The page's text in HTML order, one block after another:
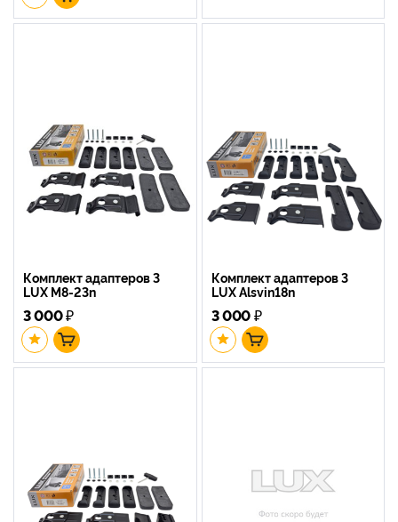
Комплект адаптеров 3
LUX M8-23n
3 000₽
Комплект адаптеров 3
LUX Alsvin18n
3 000₽